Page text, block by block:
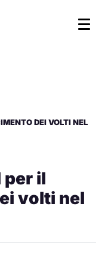
DEI VOLTI NEL
per il
volti nel